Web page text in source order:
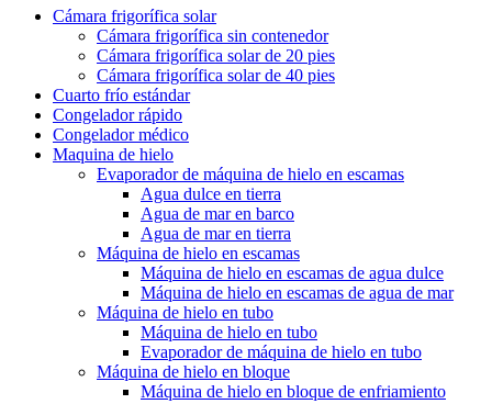
Cámara frigorífica solar
Cámara frigorífica sin contenedor
Cámara frigorífica solar de 20 pies
Cámara frigorífica solar de 40 pies
Cuarto frío estándar
Congelador rápido
Congelador médico
Maquina de hielo
Evaporador de máquina de hielo en escamas
Agua dulce en tierra
Agua de mar en barco
Agua de mar en tierra
Máquina de hielo en escamas
Máquina de hielo en escamas de agua dulce
Máquina de hielo en escamas de agua de mar
Máquina de hielo en tubo
Máquina de hielo en tubo
Evaporador de máquina de hielo en tubo
Máquina de hielo en bloque
Máquina de hielo en bloque de enfriamiento